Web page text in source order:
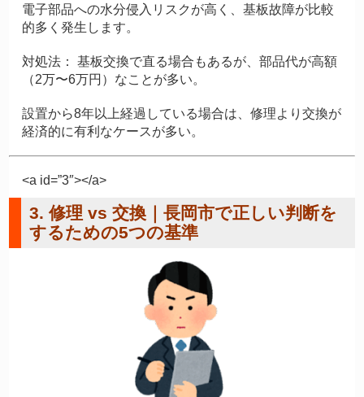
電子部品への水分侵入リスクが高く、基板故障が比較
的多く発生します。
対処法：
基板交換で直る場合もあるが、部品代が高額
（2万〜6万円）なことが多い。
設置から8年以上経過している場合は、修理より交換が
経済的に有利なケースが多い。
<a id=”3″></a>
3. 修理 vs 交換｜長岡市で正しい判断を
するための5つの基準